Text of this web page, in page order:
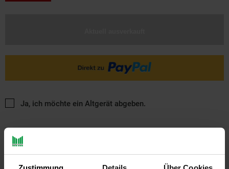
Ja, ich möchte ein Altgerät abgeben.